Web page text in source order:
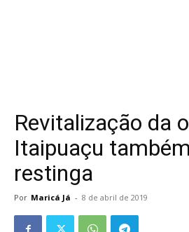
Revitalização da
Itaipuaçu
restinga
Por Maricá Já - 8 de abril de 2019